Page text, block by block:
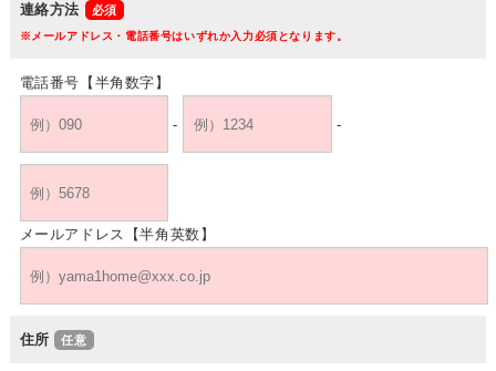
連絡方法
※メールアドレス・電話番号はいずれか入力必須となります。
電話番号【半角数字】
- -
メールアドレス【半角英数】
住所